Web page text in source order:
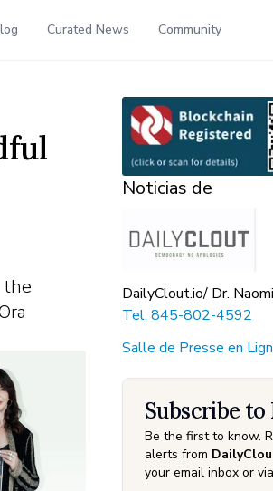
Curated News Community
the
Noticias de
DailyClout.io/ Dr.
Tel. 845-802-4592
Salle de Presse en
Subscribe to
Be the first to know.
alerts from
your email inbox or